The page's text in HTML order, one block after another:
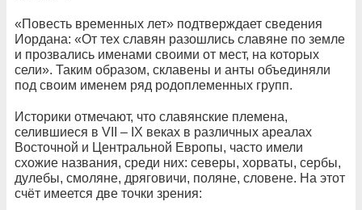
«Повесть временных лет» подтверждает сведения
Иордана: «От тех славян разошлись славяне по земле
и прозвались именами своими от мест, на которых
сели». Таким образом, склавены и анты объединяли
под своим именем ряд родоплеменных групп.
Историки отмечают, что славянские племена,
селившиеся в VII – IX веках в различных ареалах
Восточной и Центральной Европы, часто имели
схожие названия, среди них: северы, хорваты, сербы,
дулебы, смоляне, дряговичи, поляне, словене. На этот
счёт имеется две точки зрения: